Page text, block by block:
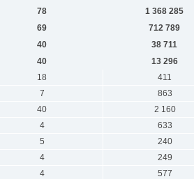
78
1 368 285
69
712 789
40
38 711
40
13 296
18
411
7
863
40
2 160
4
633
5
240
4
249
4
577